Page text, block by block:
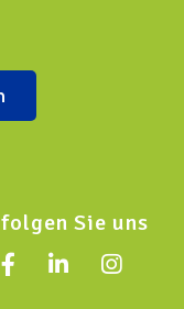
folgen Sie uns